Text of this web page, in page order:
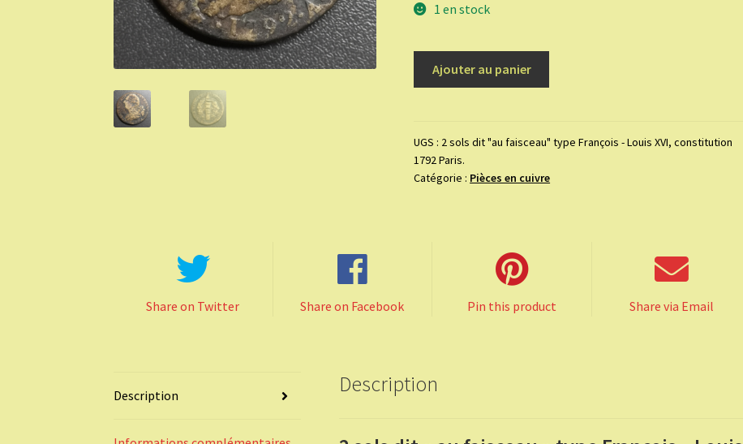
1 en stock
dit
"au
faisceau"
constitution
Ajouter au panier
UGS : 2 sols dit "au faisceau" type François - Louis XVI, constitution
1792 Paris.
Catégorie : Pièces en cuivre
Share on Twitter Share on Facebook Pin this product Share via Email
Description Description